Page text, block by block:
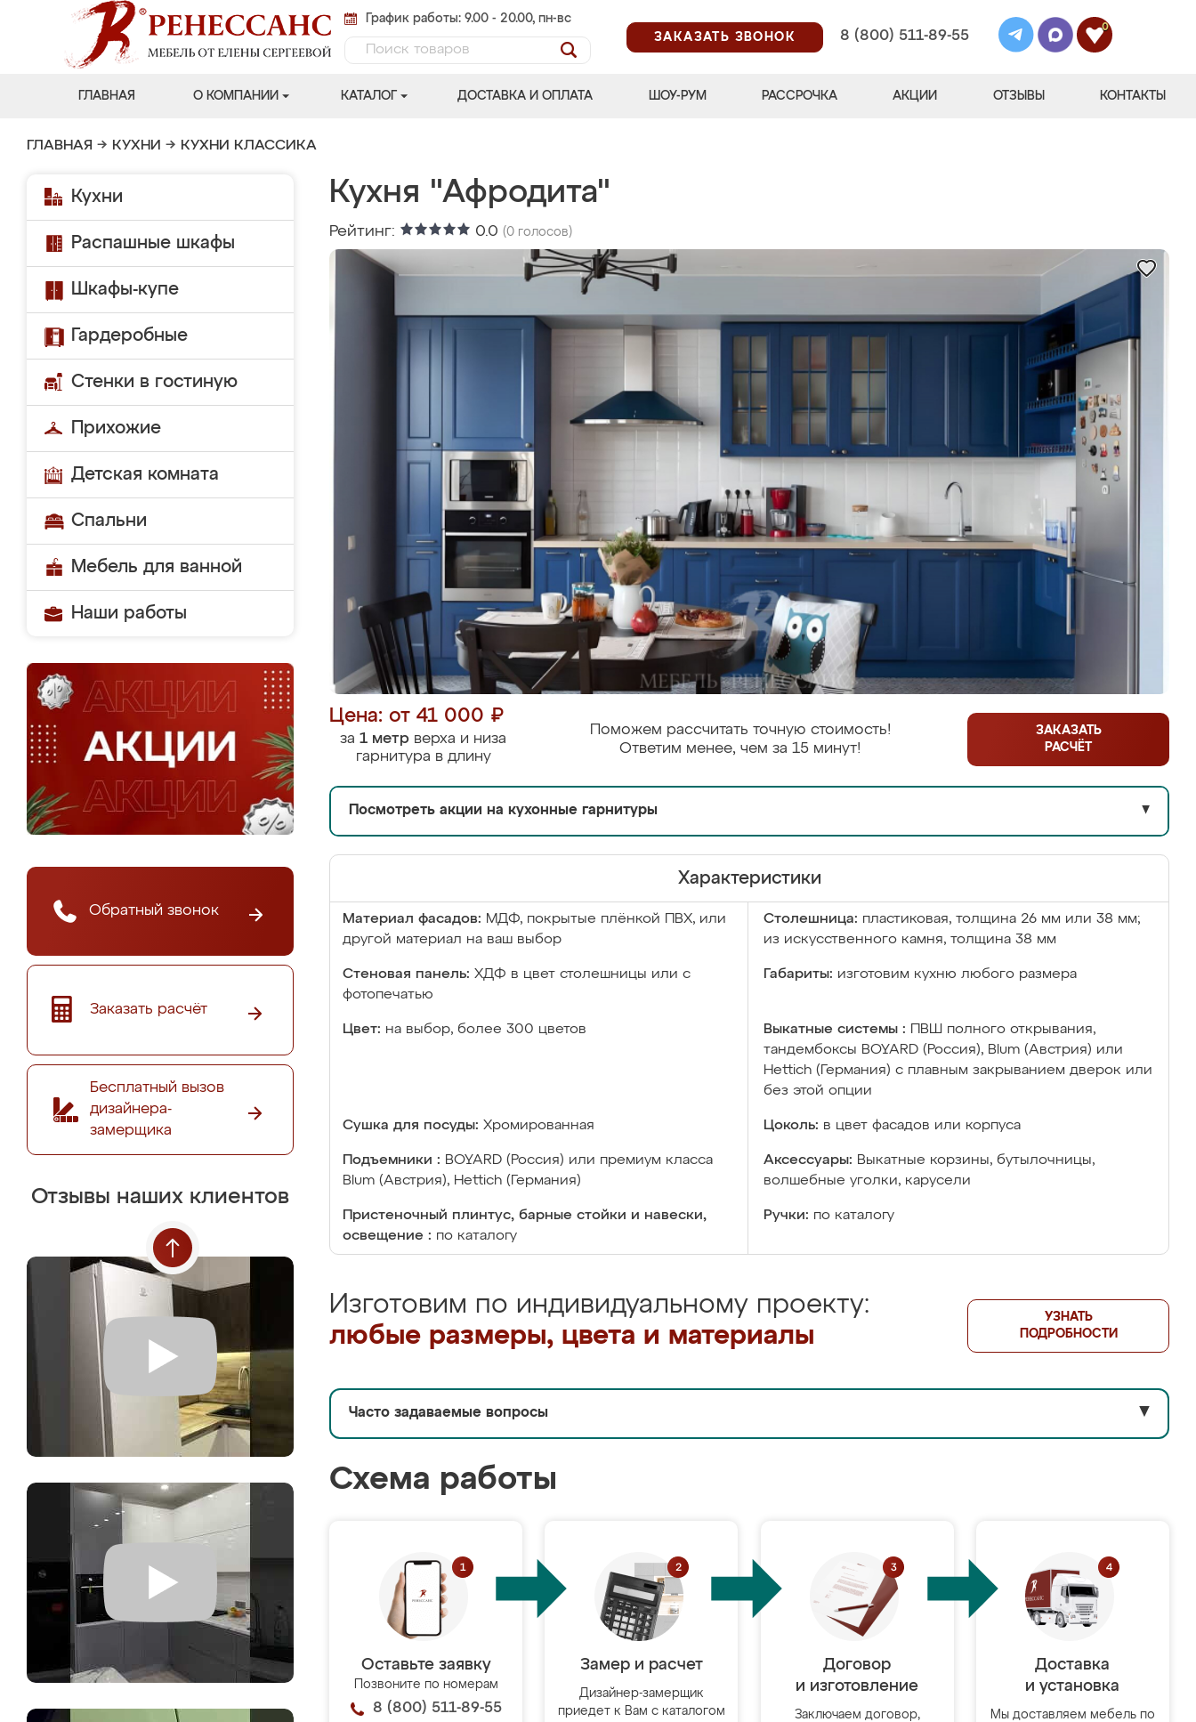
График работы: 9.00 - 20.00, пн-вс
ЗАКАЗАТЬ ЗВОНОК
8 (800) 511-89-55
0
ГЛАВНАЯ О КОМПАНИИ КАТАЛОГ ДОСТАВКА И ОПЛАТА ШОУ-РУМ РАССРОЧКА АКЦИИ ОТЗЫВЫ КОНТАКТЫ
ГЛАВНАЯ → КУХНИ → КУХНИ КЛАССИКА
Кухни
Распашные шкафы
Шкафы-купе
Гардеробные
Стенки в гостиную
Прихожие
Детская комната
Спальни
Мебель для ванной
Наши работы
Обратный звонок
Заказать расчёт
Бесплатный вызов
дизайнера-
замерщика
Отзывы наших клиентов
Кухня "Афродита"
Рейтинг: 0.0 (0 голосов)
Цена: от 41 000 ₽
за 1 метр верха и низа
гарнитура в длину
Поможем рассчитать точную стоимость!
Ответим менее, чем за 15 минут!
ЗАКАЗАТЬ
РАСЧЁТ
Посмотреть акции на кухонные гарнитуры ▼
Характеристики
Материал фасадов: МДФ, покрытые плёнкой ПВХ, или
другой материал на ваш выбор
Столешница: пластиковая, толщина 26 мм или 38 мм;
из искусственного камня, толщина 38 мм
Стеновая панель: ХДФ в цвет столешницы или с
фотопечатью
Габариты: изготовим кухню любого размера
Цвет: на выбор, более 300 цветов Выкатные системы :
ПВШ полного открывания,
тандембоксы BOYARD (Россия), Blum (Австрия) или
Hettich (Германия) с плавным закрыванием дверок или
без этой опции
Сушка для посуды: Хромированная Цоколь: в цвет фасадов или корпуса
Подъемники : BOYARD (Россия) или премиум класса
Blum (Австрия), Hettich (Германия)
Аксессуары: Выкатные корзины, бутылочницы,
волшебные уголки, карусели
Пристеночный плинтус, барные стойки и навески,
освещение : по каталогу
Ручки: по каталогу
Изготовим по индивидуальному проекту:
любые размеры, цвета и материалы
УЗНАТЬ
ПОДРОБНОСТИ
Часто задаваемые вопросы ▼
Схема работы
Оставьте заявку
Позвоните по номерам
8 (800) 511-89-55
Замер и расчет
Дизайнер-замерщик
приедет к Вам с каталогом
Договор
и изготовление
Заключаем договор,
Доставка
и установка
Мы доставляем мебель по